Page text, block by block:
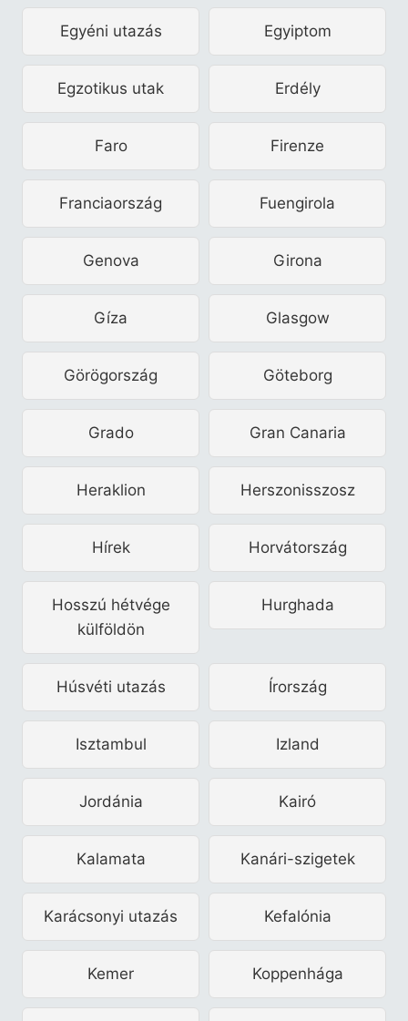
Egyéni utazás Egyiptom
Egzotikus utak Erdély
Faro Firenze
Franciaország Fuengirola
Genova Girona
Gíza Glasgow
Görögország Göteborg
Grado Gran Canaria
Heraklion Herszonisszosz
Hírek Horvátország
Hosszú hétvége
külföldön
Hurghada
Húsvéti utazás Írország
Isztambul Izland
Jordánia Kairó
Kalamata Kanári-szigetek
Karácsonyi utazás Kefalónia
Kemer Koppenhága